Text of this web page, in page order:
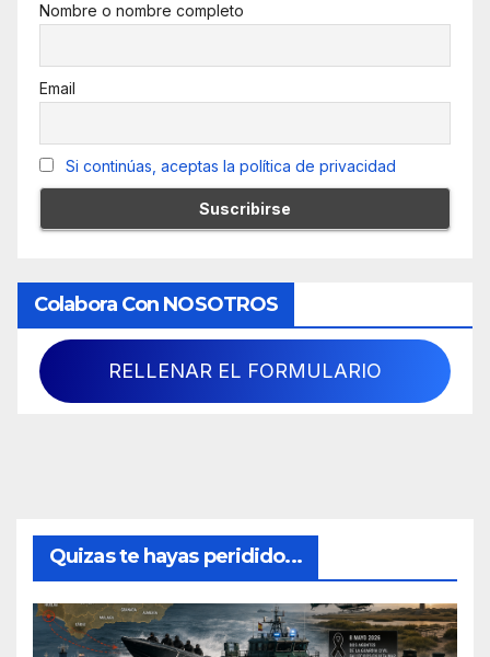
Nombre o nombre completo
Email
Si continúas, aceptas la política de privacidad
Colabora Con NOSOTROS
RELLENAR EL FORMULARIO
Quizas te hayas peridido...